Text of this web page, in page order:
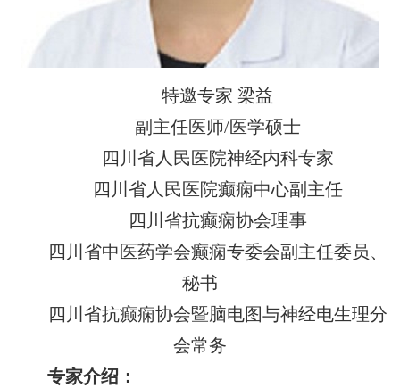
特邀专家 梁益
副主任医师/医学硕士
四川省人民医院神经内科专家
四川省人民医院癫痫中心副主任
四川省抗癫痫协会理事
四川省中医药学会癫痫专委会副主任委员、
秘书
四川省抗癫痫协会暨脑电图与神经电生理分
会常务
专家介绍：